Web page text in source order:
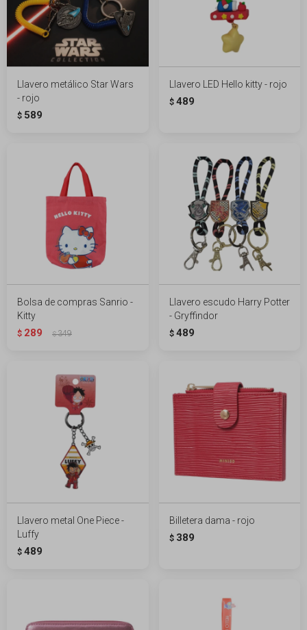
Llavero metálico Star Wars
- rojo
$ 589
Llavero LED Hello kitty - rojo
$ 489
Bolsa de compras Sanrio -
Kitty
$ 289 $349
Llavero escudo Harry Potter
- Gryffindor
$ 489
Llavero metal One Piece -
Luffy
$ 489
Billetera dama - rojo
$ 389